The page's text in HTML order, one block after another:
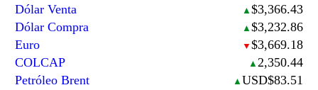
Dólar Venta
▲ $3,366.43
Dólar Compra
▲ $3,232.86
Euro
▼ $3,669.18
COLCAP
▲ 2,350.44
Petróleo Brent
▲ USD$83.51